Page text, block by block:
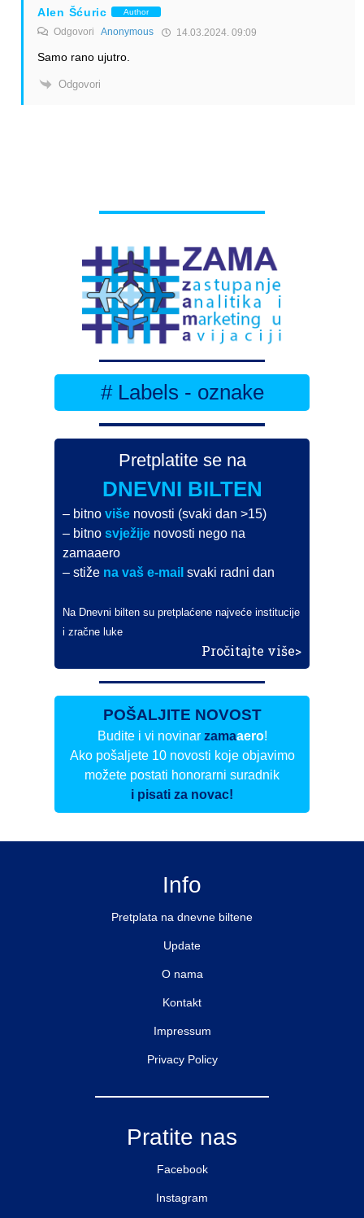
Alen Šćuric Author
Odgovori Anonymous 14.03.2024. 09:09
Samo rano ujutro.
Odgovori
# Labels - oznake
Pretplatite se na
DNEVNI BILTEN
– bitnoviše novosti (svaki dan >15)
– bitnosvježije novosti nego na
zamaaero
– stiže na vaš e-mail svaki radni dan
Na Dnevni bilten su pretplaćene najveće institucije
i zračne luke
Pročitajte više>
POŠALJITE NOVOST
Budite i vi novinar zamaaero!
Ako pošaljete 10 novosti koje objavimo
možete postati honorarni suradnik
i pisati za novac!
Info
Pretplata na dnevne biltene
Update
O nama
Kontakt
Impressum
Privacy Policy
Pratite nas
Facebook
Instagram